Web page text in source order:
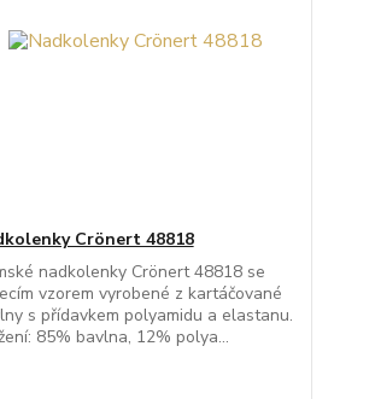
Crönert 48818
nadkolenky Crönert 48818 se
vzorem vyrobené z kartáčované
s přídavkem polyamidu a elastanu.
85% bavlna, 12% polya...